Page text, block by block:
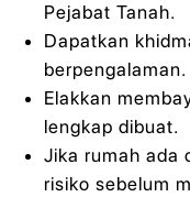
Pejabat Tanah.
Dapatkan
berpengalaman.
Elakkan
lengkap dibuat.
Jika rumah ada
risiko sebelum